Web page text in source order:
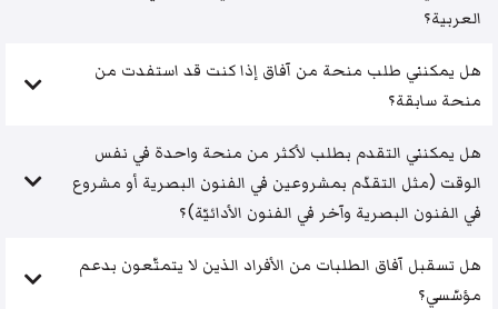
العربية؟
هل يمكنني طلب منحة من آفاق إذا كنت قد استفدت من
منحة سابقة؟
هل يمكنني التقدم بطلب لأكثر من منحة واحدة في نفس
الوقت (مثل التقدّم بمشروعين في الفنون البصرية أو مشروع
في الفنون البصرية وآخر في الفنون الأدائيّة)؟
هل تسقبل آفاق الطلبات من الأفراد الذين لا يتمتّعون بدعم
مؤسّسي؟